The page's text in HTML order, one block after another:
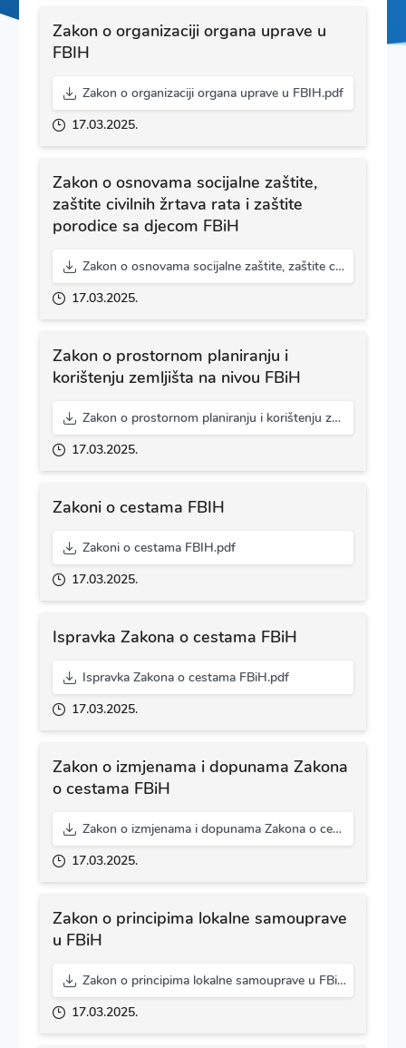
Zakon o organizaciji organa uprave u
FBIH
Zakon o organizaciji organa uprave u FBIH.pdf
17.03.2025.
Zakon o osnovama socijalne zaštite,
zaštite civilnih žrtava rata i zaštite
porodice sa djecom FBiH
Zakon o osnovama socijalne zaštite, zaštite civilnih žrtava rata i zaštite porodice sa djecom FBiH.pdf
17.03.2025.
Zakon o prostornom planiranju i
korištenju zemljišta na nivou FBiH
Zakon o prostornom planiranju i korištenju zemljišta na nivou FBiH.pdf
17.03.2025.
Zakoni o cestama FBIH
Zakoni o cestama FBIH.pdf
17.03.2025.
Ispravka Zakona o cestama FBiH
Ispravka Zakona o cestama FBiH.pdf
17.03.2025.
Zakon o izmjenama i dopunama Zakona
o cestama FBiH
Zakon o izmjenama i dopunama Zakona o cestama FBiH.pdf
17.03.2025.
Zakon o principima lokalne samouprave
u FBiH
Zakon o principima lokalne samouprave u FBiH.pdf
17.03.2025.